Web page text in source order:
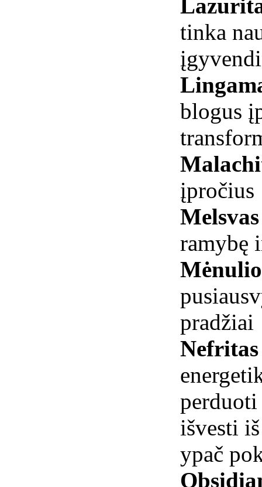
tinka
blogus
įpročius
ramybę
pradžiai
išvesti
ypač